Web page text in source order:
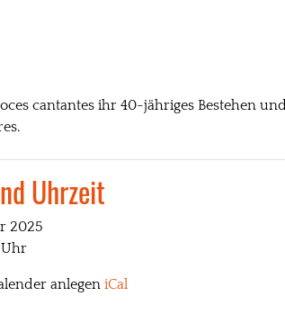
cantantes ihr 40-jähriges Bestehen und
Uhrzeit
2025
Uhr
anlegen iCal